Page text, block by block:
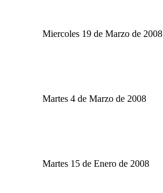
Miercoles 19 de Marzo de 2008
Martes 4 de Marzo de 2008
Martes 15 de Enero de 2008